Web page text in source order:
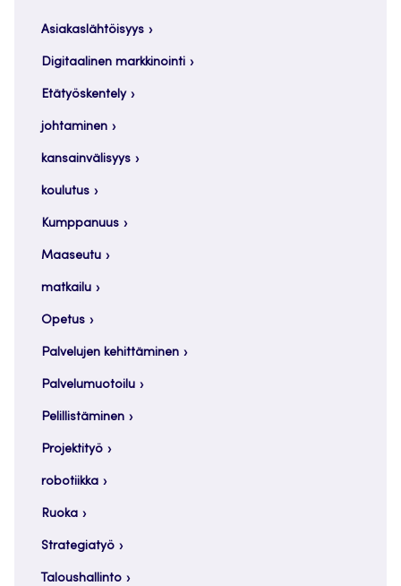
Asiakaslähtöisyys
Digitaalinen markkinointi
Etätyöskentely
johtaminen
kansainvälisyys
koulutus
Kumppanuus
Maaseutu
matkailu
Opetus
Palvelujen kehittäminen
Palvelumuotoilu
Pelillistäminen
Projektityö
robotiikka
Ruoka
Strategiatyö
Taloushallinto